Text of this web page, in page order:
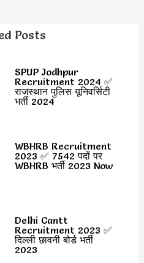
Posts
SPUP Jodhpur
Recruitment 2024 ✅
राजस्थान पुलिस यूनिवर्सिटी
भर्ती 2024
WBHRB Recruitment
2023 ✅ 7542 पदों पर
WBHRB भर्ती 2023 Now
Delhi Cantt
Recruitment 2023 ✅
दिल्ली छावनी बोर्ड भर्ती
2023